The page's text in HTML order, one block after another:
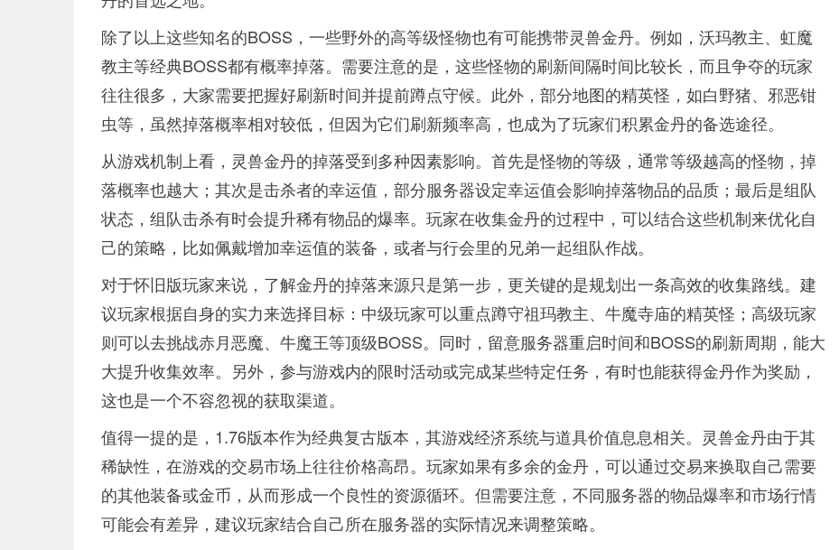
除了以上这些知名的BOSS，一些野外的高等级怪物也有可能携带灵兽金丹。例如，沃玛教主、虹魔
教主等经典BOSS都有概率掉落。需要注意的是，这些怪物的刷新间隔时间比较长，而且争夺的玩家
往往很多，大家需要把握好刷新时间并提前蹲点守候。此外，部分地图的精英怪，如白野猪、邪恶钳
虫等，虽然掉落概率相对较低，但因为它们刷新频率高，也成为了玩家们积累金丹的备选途径。
从游戏机制上看，灵兽金丹的掉落受到多种因素影响。首先是怪物的等级，通常等级越高的怪物，掉
落概率也越大；其次是击杀者的幸运值，部分服务器设定幸运值会影响掉落物品的品质；最后是组队
状态，组队击杀有时会提升稀有物品的爆率。玩家在收集金丹的过程中，可以结合这些机制来优化自
己的策略，比如佩戴增加幸运值的装备，或者与行会里的兄弟一起组队作战。
对于怀旧版玩家来说，了解金丹的掉落来源只是第一步，更关键的是规划出一条高效的收集路线。建
议玩家根据自身的实力来选择目标：中级玩家可以重点蹲守祖玛教主、牛魔寺庙的精英怪；高级玩家
则可以去挑战赤月恶魔、牛魔王等顶级BOSS。同时，留意服务器重启时间和BOSS的刷新周期，能大
大提升收集效率。另外，参与游戏内的限时活动或完成某些特定任务，有时也能获得金丹作为奖励，
这也是一个不容忽视的获取渠道。
值得一提的是，1.76版本作为经典复古版本，其游戏经济系统与道具价值息息相关。灵兽金丹由于其
稀缺性，在游戏的交易市场上往往价格高昂。玩家如果有多余的金丹，可以通过交易来换取自己需要
的其他装备或金币，从而形成一个良性的资源循环。但需要注意，不同服务器的物品爆率和市场行情
可能会有差异，建议玩家结合自己所在服务器的实际情况来调整策略。